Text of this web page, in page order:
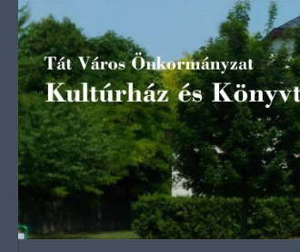
Skip to content